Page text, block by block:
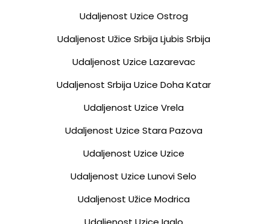
Udaljenost Uzice Ostrog
Udaljenost Užice Srbija Ljubis Srbija
Udaljenost Uzice Lazarevac
Udaljenost Srbija Uzice Doha Katar
Udaljenost Uzice Vrela
Udaljenost Uzice Stara Pazova
Udaljenost Uzice Uzice
Udaljenost Uzice Lunovi Selo
Udaljenost Užice Modrica